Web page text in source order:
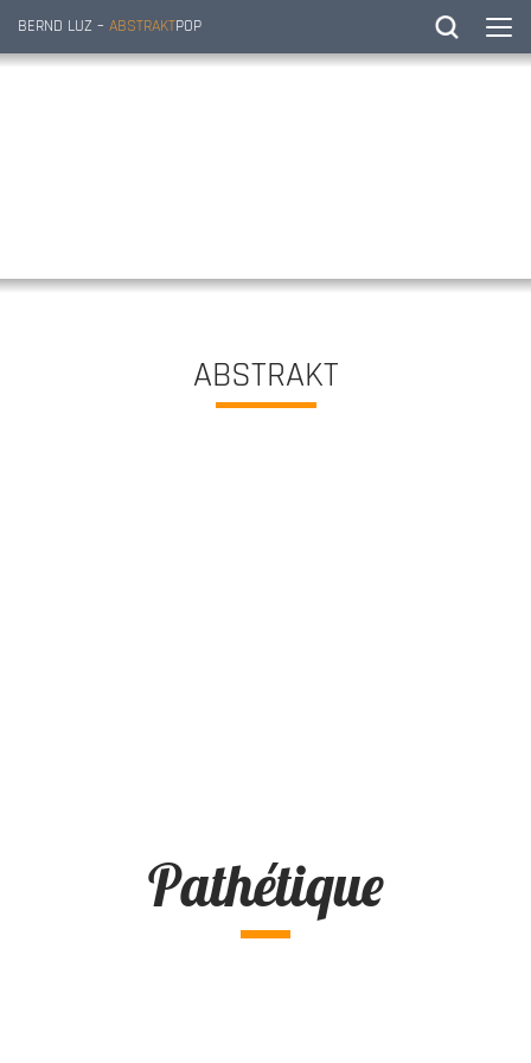
BERND LUZ – ABSTRAKTPOP
ABSTRAKT
Pathétique